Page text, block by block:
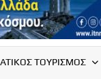
ΤΟΥΡΙΣΜΟΣ